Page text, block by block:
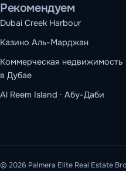
Рекомендуем
Dubai Creek Harbour
Казино Аль-Марджан
Коммерческая недвижимость
в Дубае
Al Reem Island · Абу-Даби
© 2026 Palmera Elite Real Estate